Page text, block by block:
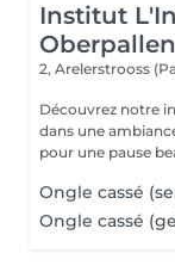
Institut
Oberpallen
2, Arelerstrooss
Découvrez notre
dans une
pour une pause
Ongle cassé
Ongle cassé